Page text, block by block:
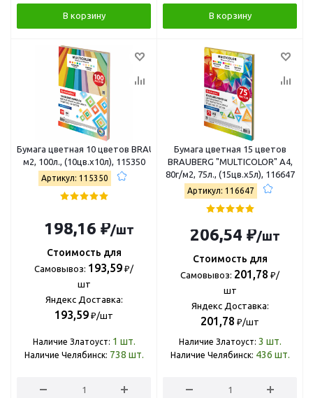
В корзину В корзину
Бумага цветная 10 цветов BRAUBERG "MULTICOLOR" А4, 80г/
м2, 100л., (10цв.x10л), 115350
Артикул: 115350
198,16 ₽/шт
Стоимость для
Самовывоз: 193,59 ₽/
шт
Яндекс Доставка:
193,59 ₽/шт
Наличие Златоуст: 1 шт.
Наличие Челябинск: 738 шт.
Бумага цветная 15 цветов
BRAUBERG "MULTICOLOR" А4,
80г/м2, 75л., (15цв.x5л), 116647
Артикул: 116647
206,54 ₽/шт
Стоимость для
Самовывоз: 201,78 ₽/
шт
Яндекс Доставка:
201,78 ₽/шт
Наличие Златоуст: 3 шт.
Наличие Челябинск: 436 шт.